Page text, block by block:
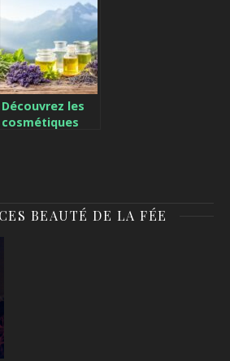
personnalisés
pour émerveiller
vos proches
Découvrez les
cosmétiques
BEAUTÉ DE LA FÉE